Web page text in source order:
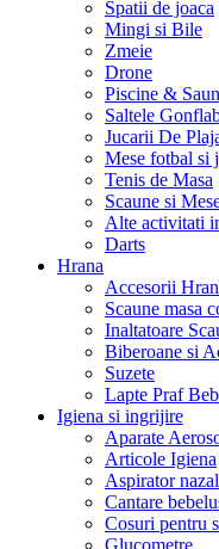
Spatii de joaca
Mingi si Bile
Zmeie
Drone
Piscine &
Saltele
Jucarii De
Mese fotbal si
Tenis de Masa
Scaune si
Alte activitati
Darts
Hrana
Accesorii
Scaune masa
Inaltatoare
Biberoane si
Suzete
Lapte Praf
Igiena si ingrijire
Aparate
Articole Igiena
Aspirator nazal
Cantare
Cosuri pentru